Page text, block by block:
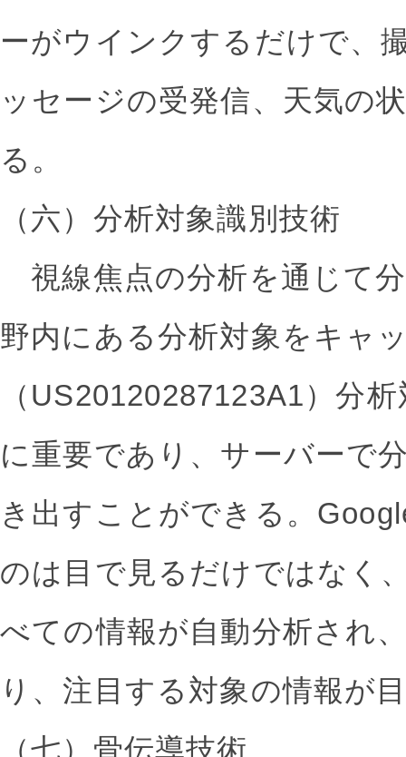
ーがウインクするだけで、
ッセージの受発信、天気の
る。
（六）分析対象識別技術
視線焦点の分析を通じて
野内にある分析対象をキャ
（US20120287123A1）分
に重要であり、サーバーで
き出すことができる。
のは目で見るだけではなく
べての情報が自動分析され
り、注目する対象の情報が
（七）骨伝導技術